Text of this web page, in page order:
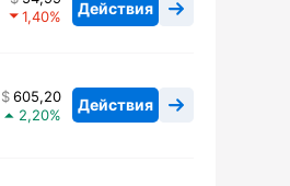
1,40
Действия
605,20
2,20
Действия